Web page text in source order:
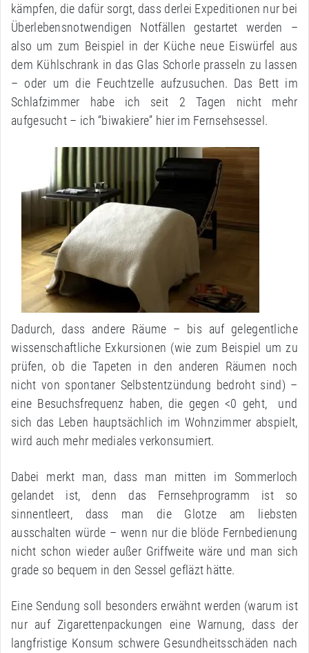
kämpfen, die dafür sorgt, dass derlei Expeditionen nur bei
Überlebensnotwendigen Notfällen gestartet werden –
also um zum Beispiel in der Küche neue Eiswürfel aus
dem Kühlschrank in das Glas Schorle prasseln zu lassen
– oder um die Feuchtzelle aufzusuchen. Das Bett im
Schlafzimmer habe ich seit 2 Tagen nicht mehr
aufgesucht – ich “biwakiere” hier im Fernsehsessel.
Dadurch, dass andere Räume – bis auf gelegentliche
wissenschaftliche Exkursionen (wie zum Beispiel um zu
prüfen, ob die Tapeten in den anderen Räumen noch
nicht von spontaner Selbstentzündung bedroht sind) –
eine Besuchsfrequenz haben, die gegen <0 geht, und
sich das Leben hauptsächlich im Wohnzimmer abspielt,
wird auch mehr mediales verkonsumiert.
Dabei merkt man, dass man mitten im Sommerloch
gelandet ist, denn das Fernsehprogramm ist so
sinnentleert, dass man die Glotze am liebsten
ausschalten würde – wenn nur die blöde Fernbedienung
nicht schon wieder außer Griffweite wäre und man sich
grade so bequem in den Sessel gefläzt hätte.
Eine Sendung soll besonders erwähnt werden (warum ist
nur auf Zigarettenpackungen eine Warnung, dass der
langfristige Konsum schwere Gesundheitsschäden nach